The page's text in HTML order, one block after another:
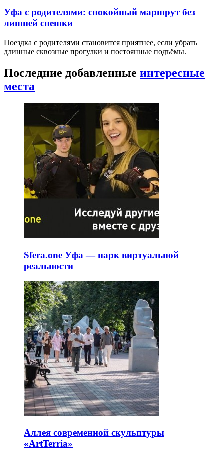
Уфа с родителями: спокойный маршрут без
лишней спешки
Поездка с родителями становится приятнее, если убрать
длинные сквозные прогулки и постоянные подъёмы.
Последние добавленные интересные
места
Sfera.one Уфа — парк виртуальной
реальности
Аллея современной скульптуры
«ArtTerria»